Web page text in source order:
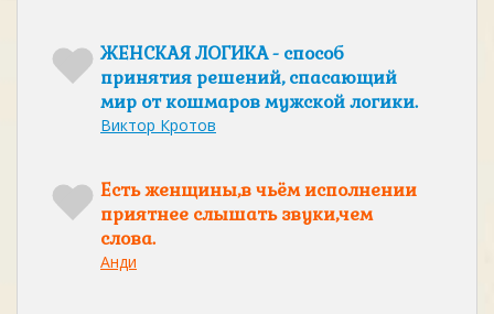
ЖЕНСКАЯ ЛОГИКА - способ
принятия решений, спасающий
мир от кошмаров мужской логики.
Виктор Кротов
Есть женщины,в чьём исполнении
приятнее слышать звуки,чем
слова.
Анди